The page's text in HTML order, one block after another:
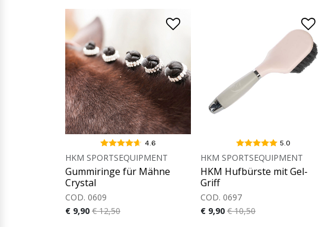
4.6
HKM SPORTSEQUIPMENT
Gummiringe für Mähne
Crystal
COD. 0609
€ 9,90 € 12,50
5.0
HKM SPORTSEQUIPMENT
HKM Hufbürste mit Gel-
Griff
COD. 0697
€ 9,90 € 10,50